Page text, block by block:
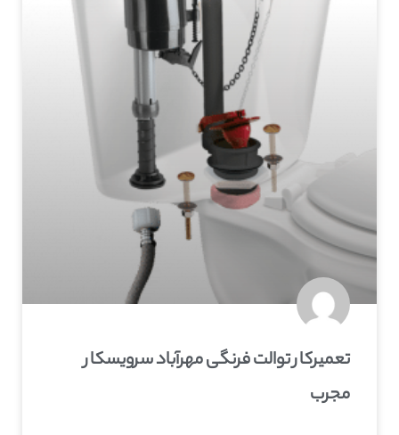
تعمیرکار توالت فرنگی مهرآباد سرویسکار
مجرب